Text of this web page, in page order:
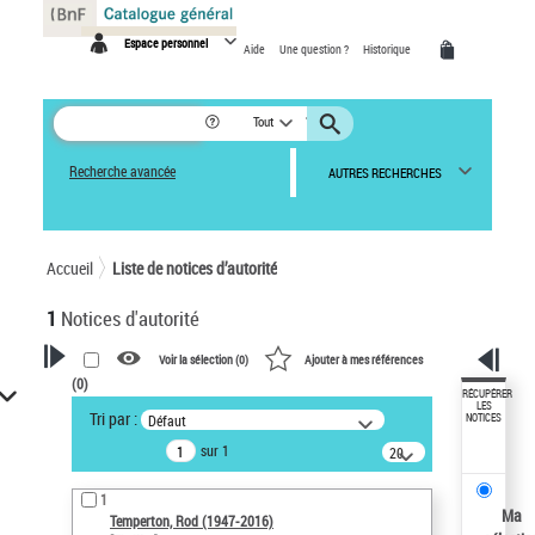
Espace personnel Aide Une question ? Historique
Tout
Recherche avancée AUTRES RECHERCHES
Accueil Liste de notices d’autorité
1 Notices d'autorité
VOTRE RECHERCHE
Recherche avancée dans les
notices d’autorité
Œuvres liées à l'auteur :
Temperton, Rod (1947-2016)
Voir la sélection (0) Ajouter à mes références
(0)
Tri par : Défaut
sur 1
20
résultats/page
1
Temperton, Rod (1947-2016)
RÉCUPÉRER
LES
NOTICES
Ma
Panneau de gestion des cookies